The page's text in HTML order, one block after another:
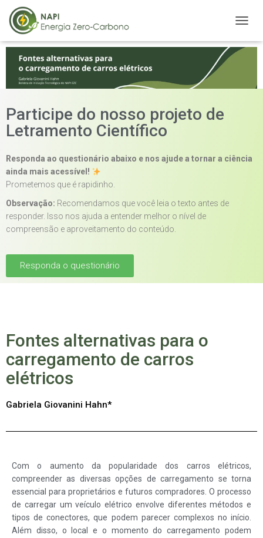
L
G
Participe do nosso projeto de
Letramento Científico
Responda ao questionário abaixo e nos ajude a tornar a ciência
ainda mais acessível!
Prometemos que é rapidinho.
Observação: Recomendamos que você leia o texto antes de
responder. Isso nos ajuda a entender melhor o nível de
compreensão e aproveitamento do conteúdo.
Responda o questionário
Fontes alternativas para o
carregamento de carros
elétricos
Gabriela Giovanini Hahn*
Com o aumento da popularidade dos carros elétricos,
compreender as diversas opções de carregamento se torna
essencial para proprietários e futuros compradores. O processo
de carregar um veículo elétrico envolve diferentes métodos e
tipos de conectores, que podem parecer complexos no início.
Além disso, o local e o momento do carregamento podem